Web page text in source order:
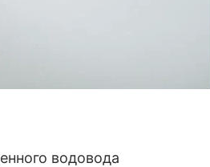
водовода